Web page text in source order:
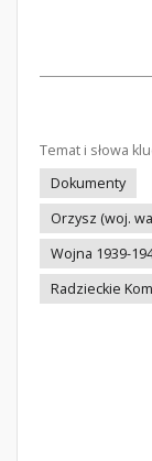
Temat i słowa
Dokumenty
Orzysz (woj.
Wojna 1939-
Radzieckie